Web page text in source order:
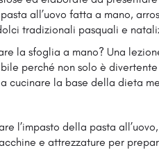
all’uovo fatta a mano,
tradizionali pasquali e
la sfoglia a mano? Una
perché non solo è
cucinare la base della dieta
l’impasto della pasta
e attrezzature per